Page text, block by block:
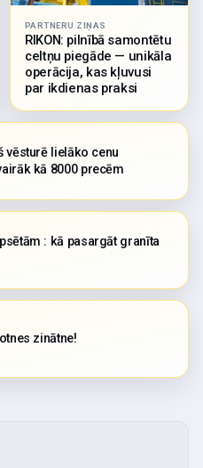
PARTNERU ZIŅAS
RIKON: pilnībā samontētu
celtņu piegāde — unikāla
operācija, kas kļuvusi
par ikdienas praksi
vēsturē lielāko cenu
kā 8000 precēm
: kā pasargāt granīta
zinātne!